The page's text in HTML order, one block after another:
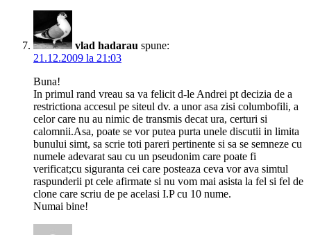
vlad hadarau spune:
21.12.2009 la 21:03
Buna!
In primul rand vreau sa va felicit d-le Andrei pt decizia de a
restrictiona accesul pe siteul dv. a unor asa zisi columbofili, a
celor care nu au nimic de transmis decat ura, certuri si
calomnii.Asa, poate se vor putea purta unele discutii in limita
bunului simt, sa scrie toti pareri pertinente si sa se semneze cu
numele adevarat sau cu un pseudonim care poate fi
verificat;cu siguranta cei care posteaza ceva vor ava simtul
raspunderii pt cele afirmate si nu vom mai asista la fel si fel de
clone care scriu de pe acelasi I.P cu 10 nume.
Numai bine!